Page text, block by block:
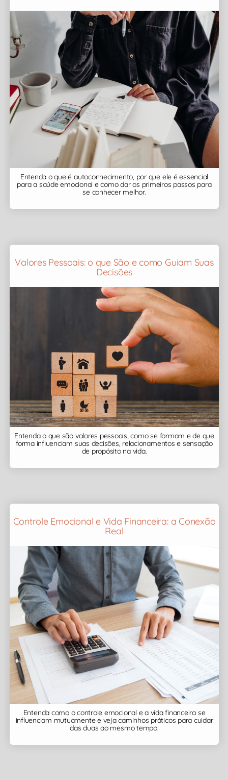
Entenda o que é autoconhecimento, por que ele é essencial
para a saúde emocional e como dar os primeiros passos para
se conhecer melhor.
Valores Pessoais: o que São e como Guiam Suas
Decisões
Entenda o que são valores pessoais, como se formam e de que
forma influenciam suas decisões, relacionamentos e sensação
de propósito na vida.
Controle Emocional e Vida Financeira: a Conexão
Real
Entenda como o controle emocional e a vida financeira se
influenciam mutuamente e veja caminhos práticos para cuidar
das duas ao mesmo tempo.